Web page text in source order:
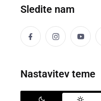
Sledite nam
Nastavitev teme